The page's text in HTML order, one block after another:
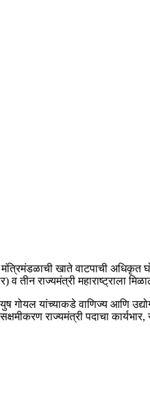
मंत्रिमंडळाची खाते वाटपाची
राज्यमंत्री महाराष्ट्राला
गोयल यांच्याकडे वाणिज्य आणि
राज्यमंत्री पदाचा